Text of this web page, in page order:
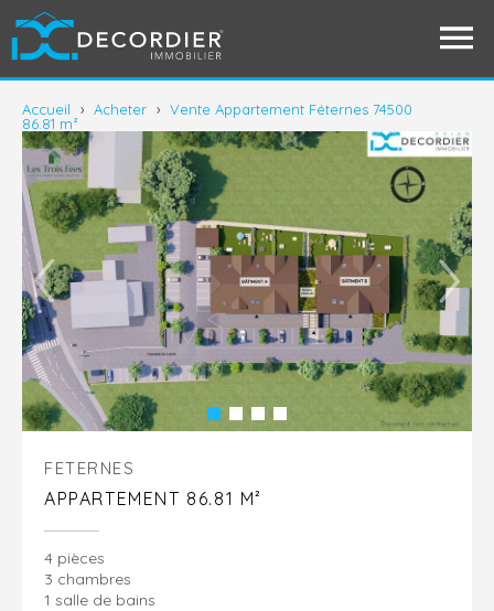
Accueil › Acheter › Vente Appartement Féternes 74500
86.81 m²
FETERNES
APPARTEMENT 86.81 M²
4 pièces
3 chambres
1 salle de bains